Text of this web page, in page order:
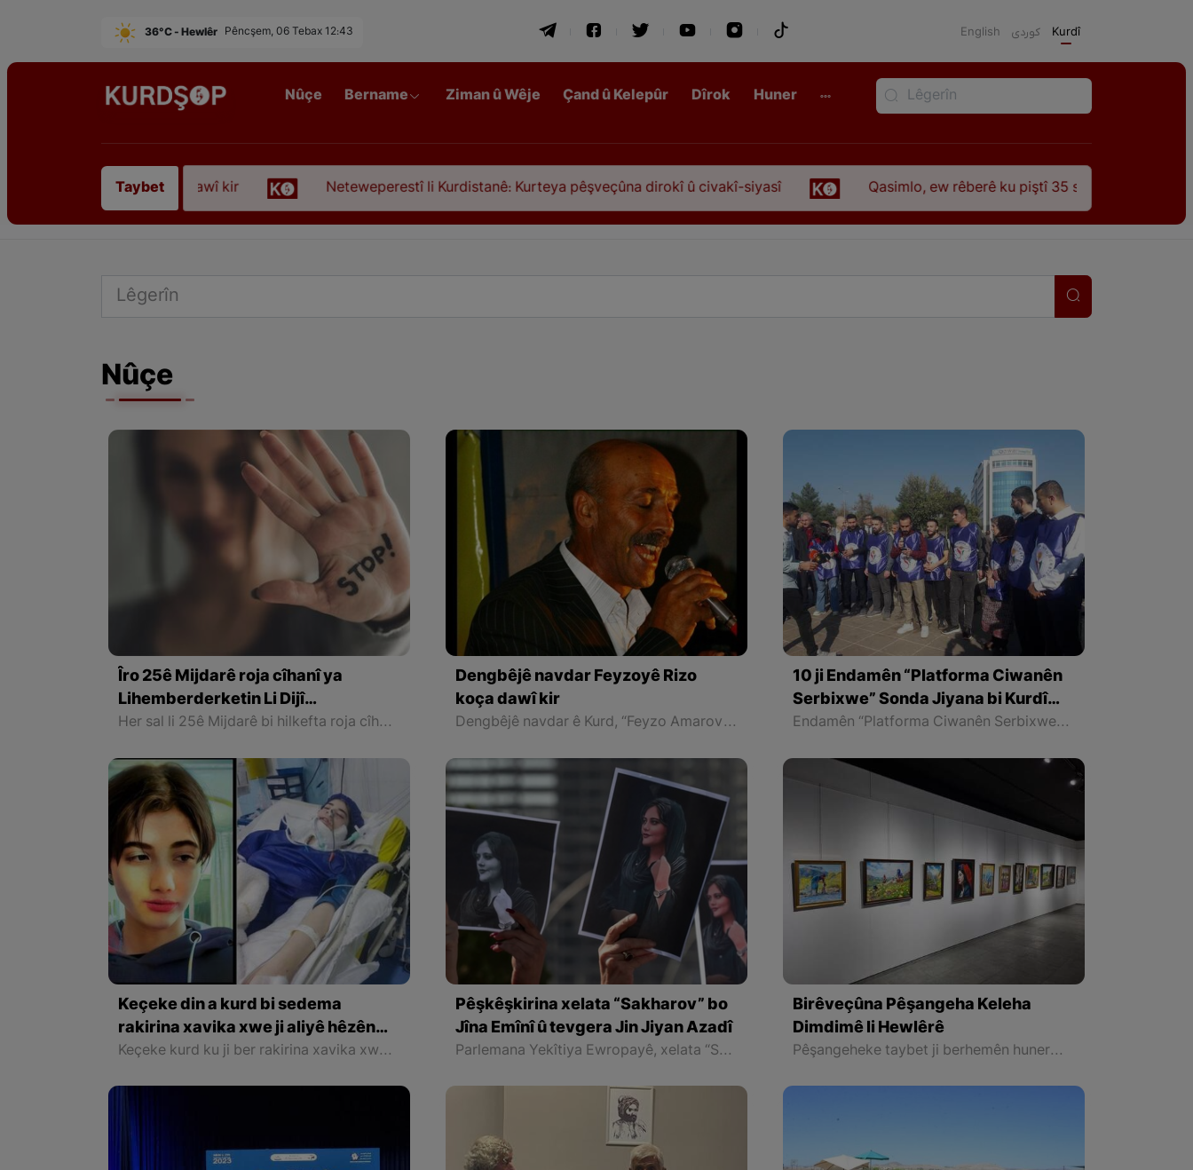
36°C - Hewlêr Pêncşem, 06 Tebax 12:43 English كوردی Kurdî
Nûçe Bername Ziman û Wêje Çand û Kelepûr Dîrok Huner
Taybet Neteweperestî li Kurdistanê: Kurteya pêşveçûna dirokî û civakî-siyasî Qasimlo, ew rêberê ku piştî 35 sal ji şehîdbûna wî hê jî rêbaza wî
Nûçe
Îro 25ê Mijdarê roja cîhanî ya
Lihemberderketin Li Dijî
Tundûtîjiyên Jinan e
Her sal li 25ê Mijdarê bi hilkefta roja cîhanî ya “Lihemberderketin Li Dijî Tundûtîjiyên Jinan”, ji aliyê sazî û çalakvanên cîhanî, çalakî û xebatên cur bi cur têne lidarxitin ji bo rêgirîkirin û lihemberderketin li dijî tundûtîjiyên li ser jinan.
Dengbêjê navdar Feyzoyê Rizo
koça dawî kir
Dengbêjê navdar ê Kurd, “Feyzo Amarov” ku bi “Feyzoyê Rizo” tê naskirin, êvareya 7ê Mijdarê li bajarê “Krasnodar” yê ser bi welatê Rûsyayê koça dawî kir.
10 ji Endamên “Platforma Ciwanên
Serbixwe” Sonda Jiyana bi Kurdî
xwarin
Endamên “Platforma Ciwanên Serbixwe” li meydana "Şêx Seîd" a bajarê Amedê yê ser bi Bakurê Kurdistanê “Sonda Jiyana bi Kurdî” xwar in. Wan bi navê Xwedayê Kurdistanê sond xwarin ku ji niha û pê da di hemû qadên jiyanê de bi zimanê Kurdî bijîn û biaxivin.
Keçeke din a kurd bi sedema
rakirina xavika xwe ji aliyê hêzên
Komara Îslamî ve hate kuştin
Keçeke kurd ku ji ber rakirina xavika xwe rastî êrîşa hêzên Îranê hatibû, piştî 28 rojan li nexweşxaneyê jiyana xwe ji dest da.
Pêşkêşkirina xelata “Sakharov” bo
Jîna Emînî û tevgera Jin Jiyan Azadî
Parlemana Yekîtiya Ewropayê, xelata “Sakharov” a îsal pêşkêşî Jîna Emînî û tevgera Jin Jiyan Azadiyê kir.
Birêveçûna Pêşangeha Keleha
Dimdimê li Hewlêrê
Pêşangeheke taybet ji berhemên hunermendê nîgarkêş ê Rojhilatê Kurdistanê Îrac Qadirî Azer, li bajarê Hewlêrê hate lidarxistin.